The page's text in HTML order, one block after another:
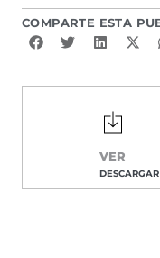
COMPARTE ESTA
VER
DESCARGAR